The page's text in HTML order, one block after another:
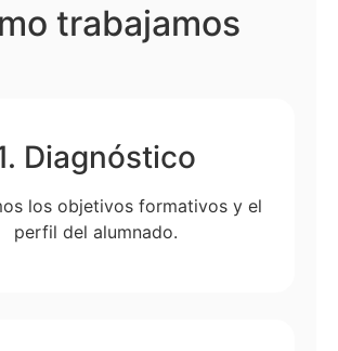
trabajamos
Diagnóstico
los objetivos formativos y el
perfil del alumnado.